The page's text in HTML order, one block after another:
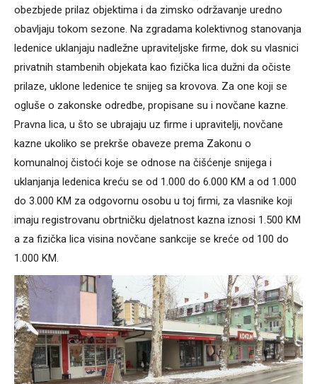
obezbjede prilaz objektima i da zimsko održavanje uredno
obavljaju tokom sezone. Na zgradama kolektivnog stanovanja
ledenice uklanjaju nadležne upraviteljske firme, dok su vlasnici
privatnih stambenih objekata kao fizička lica dužni da očiste
prilaze, uklone ledenice te snijeg sa krovova. Za one koji se
ogluše o zakonske odredbe, propisane su i novčane kazne.
Pravna lica, u što se ubrajaju uz firme i upravitelji, novčane
kazne ukoliko se prekrše obaveze prema Zakonu o
komunalnoj čistoći koje se odnose na čišćenje snijega i
uklanjanja ledenica kreću se od 1.000 do 6.000 KM a od 1.000
do 3.000 KM za odgovornu osobu u toj firmi, za vlasnike koji
imaju registrovanu obrtničku djelatnost kazna iznosi 1.500 KM
a za fizička lica visina novčane sankcije se kreće od 100 do
1.000 KM.